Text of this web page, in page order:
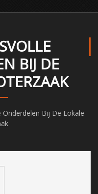
BIJ DE
Onderdelen Bij De Lokale